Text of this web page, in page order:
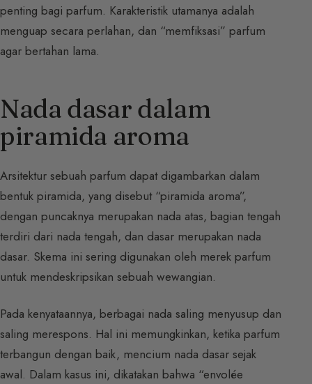
penting bagi parfum. Karakteristik utamanya adalah
menguap secara perlahan, dan “memfiksasi” parfum
agar bertahan lama.
Nada dasar dalam
piramida aroma
Arsitektur sebuah parfum dapat digambarkan dalam
bentuk piramida, yang disebut “piramida aroma”,
dengan puncaknya merupakan nada atas, bagian tengah
terdiri dari nada tengah, dan dasar merupakan nada
dasar. Skema ini sering digunakan oleh merek parfum
untuk mendeskripsikan sebuah wewangian.
Pada kenyataannya, berbagai nada saling menyusup dan
saling merespons. Hal ini memungkinkan, ketika parfum
terbangun dengan baik, mencium nada dasar sejak
awal. Dalam kasus ini, dikatakan bahwa “envolée